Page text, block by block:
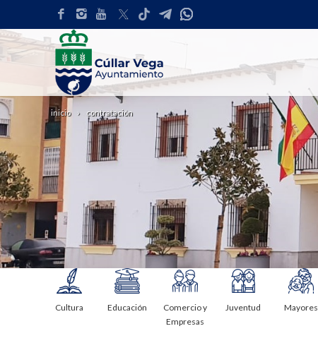
inicio contratación
Cultura Educación
Comercio y
Empresas
Juventud Mayores